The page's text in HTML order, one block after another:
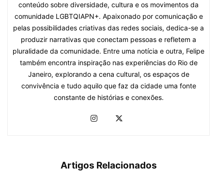
conteúdo sobre diversidade, cultura e os movimentos da
comunidade LGBTQIAPN+. Apaixonado por comunicação e
pelas possibilidades criativas das redes sociais, dedica-se a
produzir narrativas que conectam pessoas e refletem a
pluralidade da comunidade. Entre uma notícia e outra, Felipe
também encontra inspiração nas experiências do Rio de
Janeiro, explorando a cena cultural, os espaços de
convivência e tudo aquilo que faz da cidade uma fonte
constante de histórias e conexões.
Artigos Relacionados